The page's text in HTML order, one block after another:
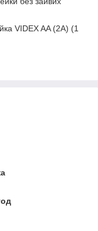
VIDEX AA (2A) (1